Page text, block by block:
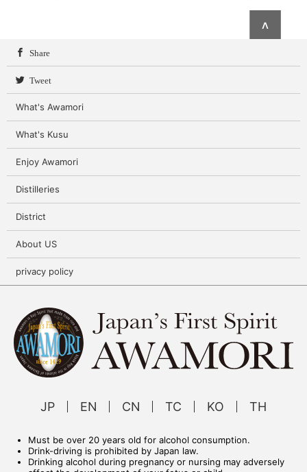
∧
Share
Tweet
What's Awamori
What's Kusu
Enjoy Awamori
Distilleries
District
About US
privacy policy
JP EN CN TC KO TH
Must be over 20 years old for alcohol consumption.
Drink-driving is prohibited by Japan law.
Drinking alcohol during pregnancy or nursing may adversely